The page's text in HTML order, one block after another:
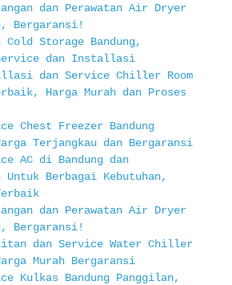
dan Perawatan Air Dryer
Bergaransi!
Cold Storage Bandung,
dan Installasi
dan Service Chiller Room
Harga Murah dan Proses
Chest Freezer Bandung
Terjangkau dan Bergaransi
AC di Bandung dan
Untuk Berbagai Kebutuhan,
dan Perawatan Air Dryer
Bergaransi!
dan Service Water Chiller
Murah Bergaransi
Kulkas Bandung Panggilan,